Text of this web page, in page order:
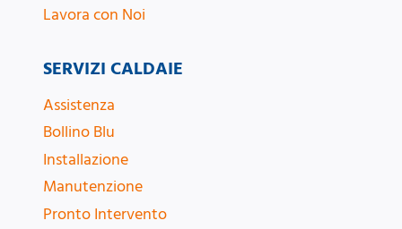
Lavora con Noi
SERVIZI CALDAIE
Assistenza
Bollino Blu
Installazione
Manutenzione
Pronto Intervento